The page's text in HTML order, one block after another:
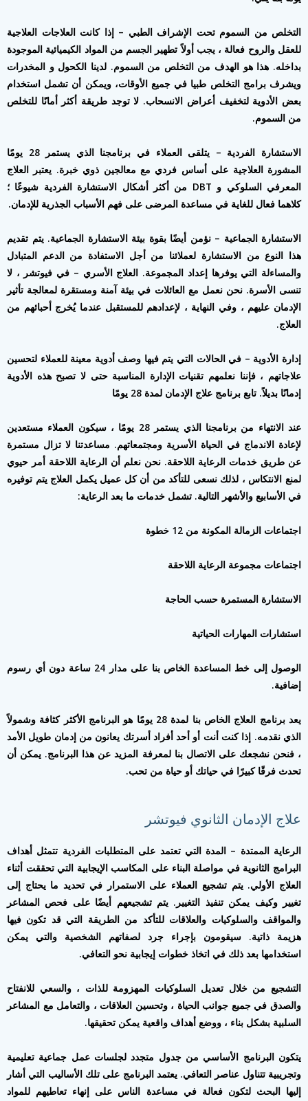
التخلص من السموم تحت الإشراف الطبي – إذا كانت العلاجات العلاجية
للعقل والروح فعالة ، يجب أولاً تطهير الجسم من المواد الكيميائية الموجودة
بداخله. هذا هو الهدف من التخلص من السموم. لدينا الكحول و المخدرات
ويشرف برامج التخلص طبيا في جميع الأوقات، ويمكن أن تشمل استخدام
بعض الأدوية لتخفيف أعراض الانسحاب. لا توجد طريقة أكثر أمانًا للتخلص
من السموم.
الاستشارة الفردية – يتلقى العملاء في برنامجنا الذي يستمر 28 يومًا
المشورة العلاجية على أساس فردي مع معالجين ذوي خبرة. يعتبر العلاج
المعرفي السلوكي و DBT من أكثر أشكال الاستشارة الفردية شيوعًا ؛
كلاهما فعال للغاية في مساعدة المرضى على فهم الأسباب الجذرية للإدمان.
الاستشارة الجماعية – نؤمن أيضًا بقوة بيئة الاستشارة الجماعية. يتم تقديم
هذا النوع من الاستشارة لعملائنا من أجل الاستفادة من الدعم المتبادل
والمساءلة التي يوفرها إعداد المجموعة. العلاج الأسري – في فيوتشر ، لا
تنسى الأسرة. نحن نعمل مع العائلات في بيئة آمنة ومستقرة لمعالجة تأثير
الإدمان عليهم ، وفي النهاية ، لإعدادهم للمستقبل عندما يُخرج أحبائهم من
العلاج.
إدارة الأدوية – في الحالات التي يتم فيها وصف أدوية معينة للعملاء لتحسين
علاجاتهم ، فإننا نعلمهم تقنيات الإدارة المناسبة حتى لا تصبح هذه الأدوية
إدمانًا بديلاً. تابع برنامج علاج الإدمان لمدة 28 يومًا
عند الانتهاء من برنامجنا الذي يستمر 28 يومًا ، سيكون العملاء مستعدين
لإعادة الاندماج في الحياة الأسرية ومجتمعاتهم. مساعدتنا لا تزال مستمرة
عن طريق خدمات الرعاية اللاحقة. نحن نعلم أن الرعاية اللاحقة أمر حيوي
لمنع الانتكاس ، لذلك نسعى للتأكد من أن كل عميل يكمل العلاج يتم توفيره
في الأسابيع والأشهر التالية. تشمل خدمات ما بعد الرعاية:
اجتماعات الزمالة المكونة من 12 خطوة
اجتماعات مجموعة الرعاية اللاحقة
الاستشارة المستمرة حسب الحاجة
استشارات المهارات الحياتية
الوصول إلى خط المساعدة الخاص بنا على مدار 24 ساعة دون أي رسوم
إضافية.
يعد برنامج العلاج الخاص بنا لمدة 28 يومًا هو البرنامج الأكثر كثافة وشمولاً
الذي نقدمه. إذا كنت أنت أو أحد أفراد أسرتك يعانون من إدمان طويل الأمد
، فنحن نشجعك على الاتصال بنا لمعرفة المزيد عن هذا البرنامج. يمكن أن
تحدث فرقًا كبيرًا في حياتك أو حياة من تحب.
علاج الإدمان الثانوي فيوتشر
الرعاية الممتدة – المدة التي تعتمد على المتطلبات الفردية تتمثل أهداف
البرامج الثانوية في مواصلة البناء على المكاسب الإيجابية التي تحققت أثناء
العلاج الأولي. يتم تشجيع العملاء على الاستمرار في تحديد ما يحتاج إلى
تغيير وكيف يمكن تنفيذ التغيير. يتم تشجيعهم أيضًا على فحص المشاعر
والمواقف والسلوكيات والعلاقات للتأكد من الطريقة التي قد تكون فيها
هزيمة ذاتية. سيقومون بإجراء جرد لصفاتهم الشخصية والتي يمكن
استخدامها بعد ذلك في اتخاذ خطوات إيجابية نحو التعافي.
التشجيع من خلال تعديل السلوكيات المهزومة للذات ، والسعي للانفتاح
والصدق في جميع جوانب الحياة ، وتحسين العلاقات ، والتعامل مع المشاعر
السلبية بشكل بناء ، ووضع أهداف واقعية يمكن تحقيقها.
يتكون البرنامج الأساسي من جدول متجدد لجلسات عمل جماعية تعليمية
وتجريبية تتناول عناصر التعافي. يعتمد البرنامج على تلك الأساليب التي أشار
إليها البحث لتكون فعالة في مساعدة الناس على إنهاء تعاطيهم للمواد